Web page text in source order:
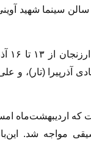
او
آذرپیرا (تار)، و
که اردیبهشت‌ماه
مواجه شد.